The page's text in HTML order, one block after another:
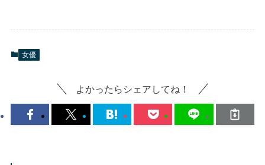
女優
よかったらシェアしてね！